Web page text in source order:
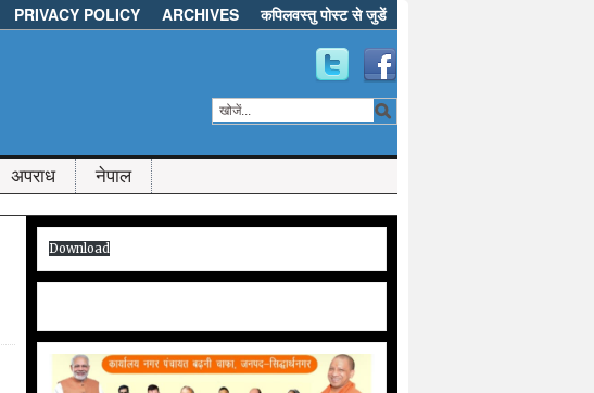
PRIVACY POLICY ARCHIVES कपिलवस्तु पोस्ट से जुडें
अपराध नेपाल
Download